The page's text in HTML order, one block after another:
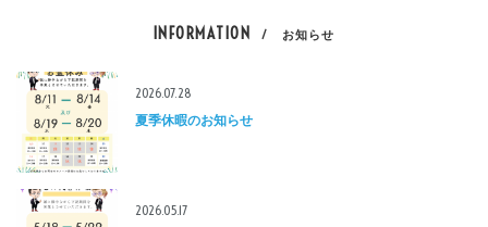
INFORMATION / お知らせ
2026.07.28
夏季休暇のお知らせ
2026.05.17